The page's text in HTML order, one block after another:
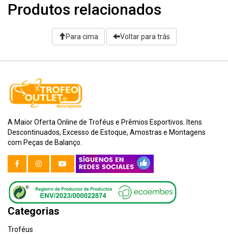
Produtos relacionados
Para cima Voltar para trás
A Maior Oferta Online de Troféus e Prêmios Esportivos. Itens
Descontinuados, Excesso de Estoque, Amostras e Montagens
com Peças de Balanço.
Categorias
Troféus